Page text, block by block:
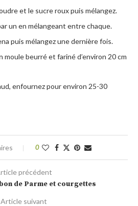
et le sucre roux puis mélangez.
un en mélangeant entre chaque.
puis mélangez une dernière fois.
moule beurré et fariné d’environ 20 cm
enfournez pour environ 25-30
0
précédent
de Parme et courgettes
Article suivant